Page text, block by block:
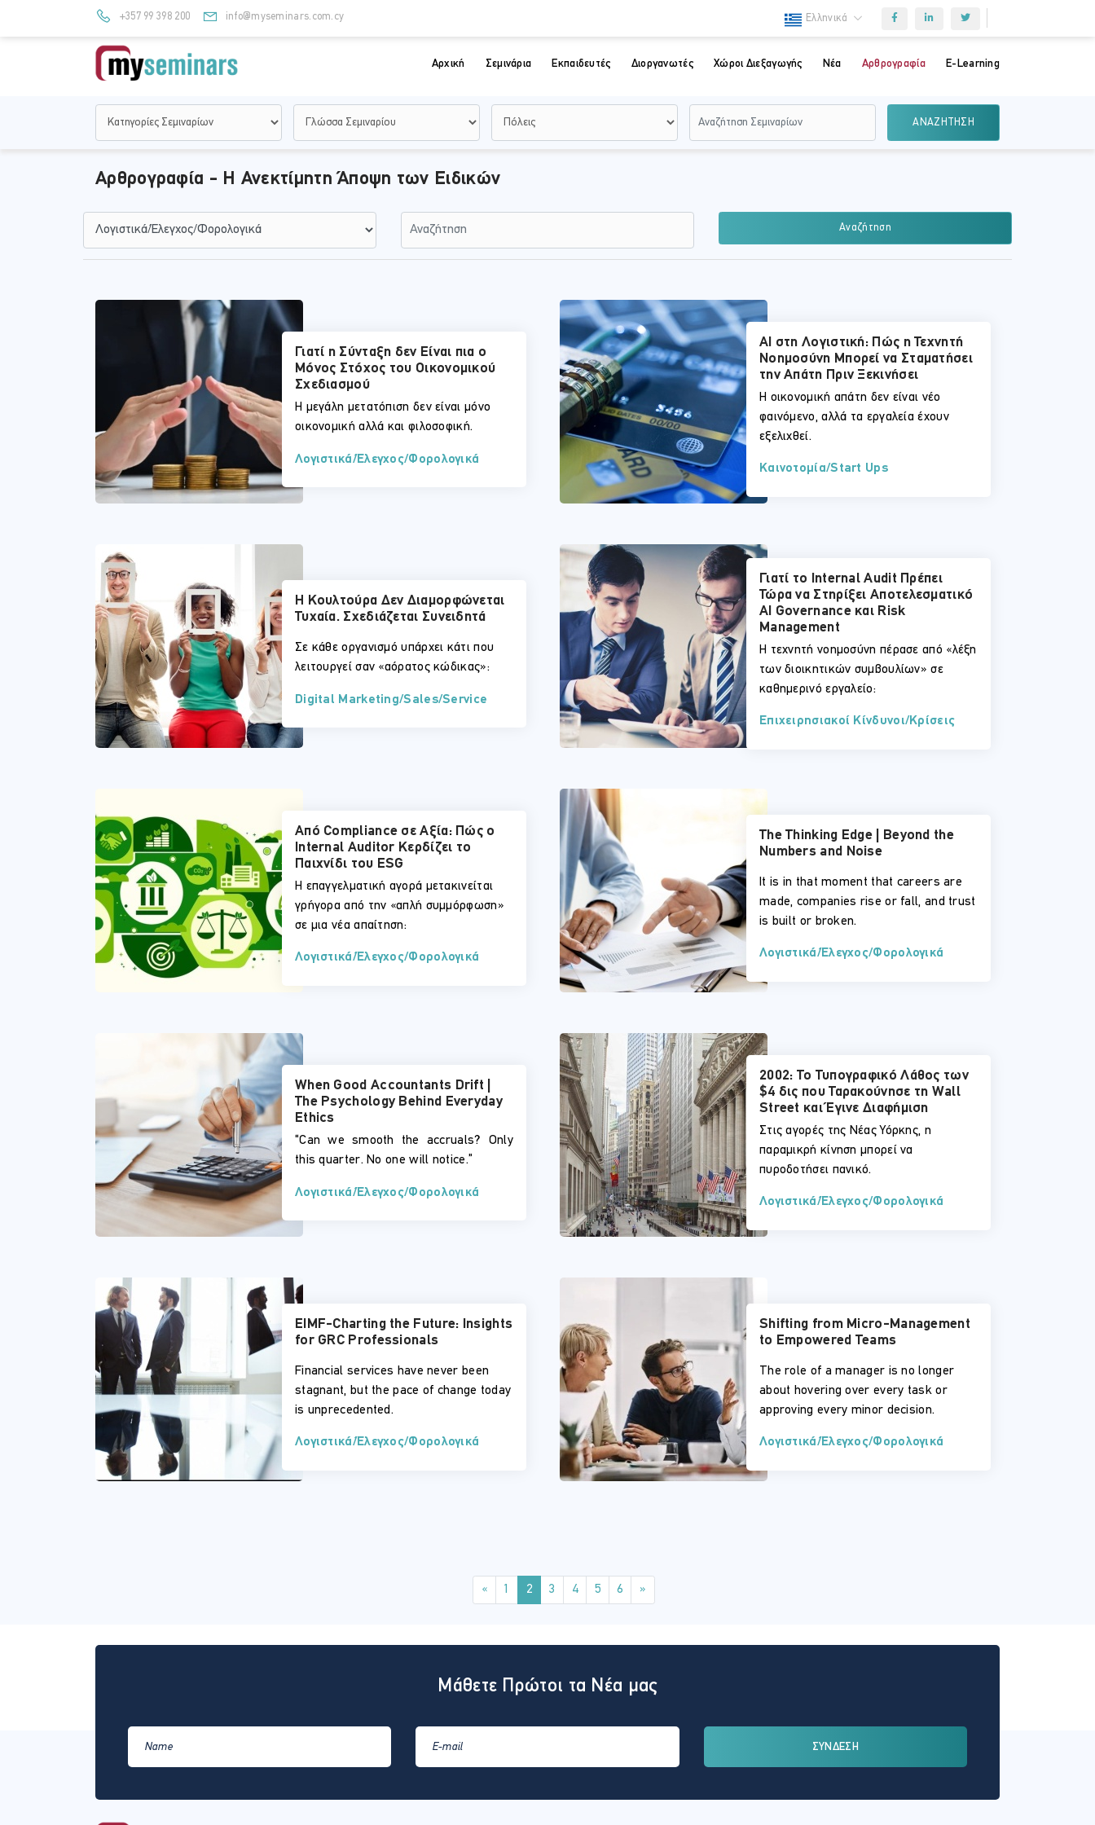
+357 99 398 200 info@myseminars.com.cy Ελληνικά
Αρχική Σεμινάρια Εκπαιδευτές Διοργανωτές Χώροι Διεξαγωγής Νέα Αρθρογραφία E-Learning
ΑΝΑΖΗΤΗΣΗ
Αρθρογραφία - Η Ανεκτίμητη Άποψη των Ειδικών
Αναζήτηση
Γιατί η Σύνταξη δεν Είναι πια ο
Μόνος Στόχος του Οικονομικού
Σχεδιασμού
Η μεγάλη μετατόπιση δεν είναι μόνο
οικονομική αλλά και φιλοσοφική.
Λογιστικά/Έλεγχος/Φορολογικά
AI στη Λογιστική: Πώς η Τεχνητή
Νοημοσύνη Μπορεί να Σταματήσει
την Απάτη Πριν Ξεκινήσει
Η οικονομική απάτη δεν είναι νέο
φαινόμενο, αλλά τα εργαλεία έχουν
εξελιχθεί.
Καινοτομία/Start Ups
Η Κουλτούρα Δεν Διαμορφώνεται
Τυχαία. Σχεδιάζεται Συνειδητά
Σε κάθε οργανισμό υπάρχει κάτι που
λειτουργεί σαν «αόρατος κώδικας»:
Digital Marketing/Sales/Service
Γιατί το Internal Audit Πρέπει
Τώρα να Στηρίξει Αποτελεσματικό
AI Governance και Risk
Management
Η τεχνητή νοημοσύνη πέρασε από «λέξη
των διοικητικών συμβουλίων» σε
καθημερινό εργαλείο:
Επιχειρησιακοί Κίνδυνοι/Κρίσεις
Από Compliance σε Αξία: Πώς ο
Internal Auditor Κερδίζει το
Παιχνίδι του ESG
Η επαγγελματική αγορά μετακινείται
γρήγορα από την «απλή συμμόρφωση»
σε μια νέα απαίτηση:
Λογιστικά/Έλεγχος/Φορολογικά
The Thinking Edge | Beyond the
Numbers and Noise
It is in that moment that careers are
made, companies rise or fall, and trust
is built or broken.
Λογιστικά/Έλεγχος/Φορολογικά
When Good Accountants Drift |
The Psychology Behind Everyday
Ethics
“Can we smooth the accruals? Only
this quarter. No one will notice.”
Λογιστικά/Έλεγχος/Φορολογικά
2002: Το Τυπογραφικό Λάθος των
$4 δις που Ταρακούνησε τη Wall
Street και Έγινε Διαφήμιση
Στις αγορές της Νέας Υόρκης, η
παραμικρή κίνηση μπορεί να
πυροδοτήσει πανικό.
Λογιστικά/Έλεγχος/Φορολογικά
EIMF-Charting the Future: Insights
for GRC Professionals
Financial services have never been
stagnant, but the pace of change today
is unprecedented.
Λογιστικά/Έλεγχος/Φορολογικά
Shifting from Micro-Management
to Empowered Teams
The role of a manager is no longer
about hovering over every task or
approving every minor decision.
Λογιστικά/Έλεγχος/Φορολογικά
«Previous
1 2 3 4 5 6 »
Μάθετε Πρώτοι τα Νέα μας
ΣΥΝΔΕΣΗ